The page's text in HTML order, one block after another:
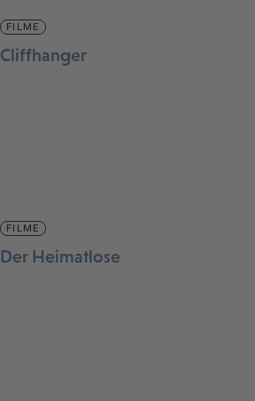
FILME
Cliffhanger
FILME
Der Heimatlose